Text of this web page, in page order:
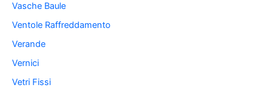
Vasche Baule
Ventole Raffreddamento
Verande
Vernici
Vetri Fissi